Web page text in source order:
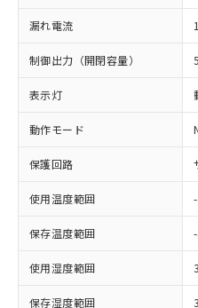
漏れ電流
制御出力（開閉容量）
表示灯
動作モード
保護回路
使用温度範囲
保存温度範囲
使用湿度範囲
保存湿度範囲
ご利用条件
対応済み：EU
非含有に対応した製
対応予定：EU RoHS
商品です。
対応予定なし：EU